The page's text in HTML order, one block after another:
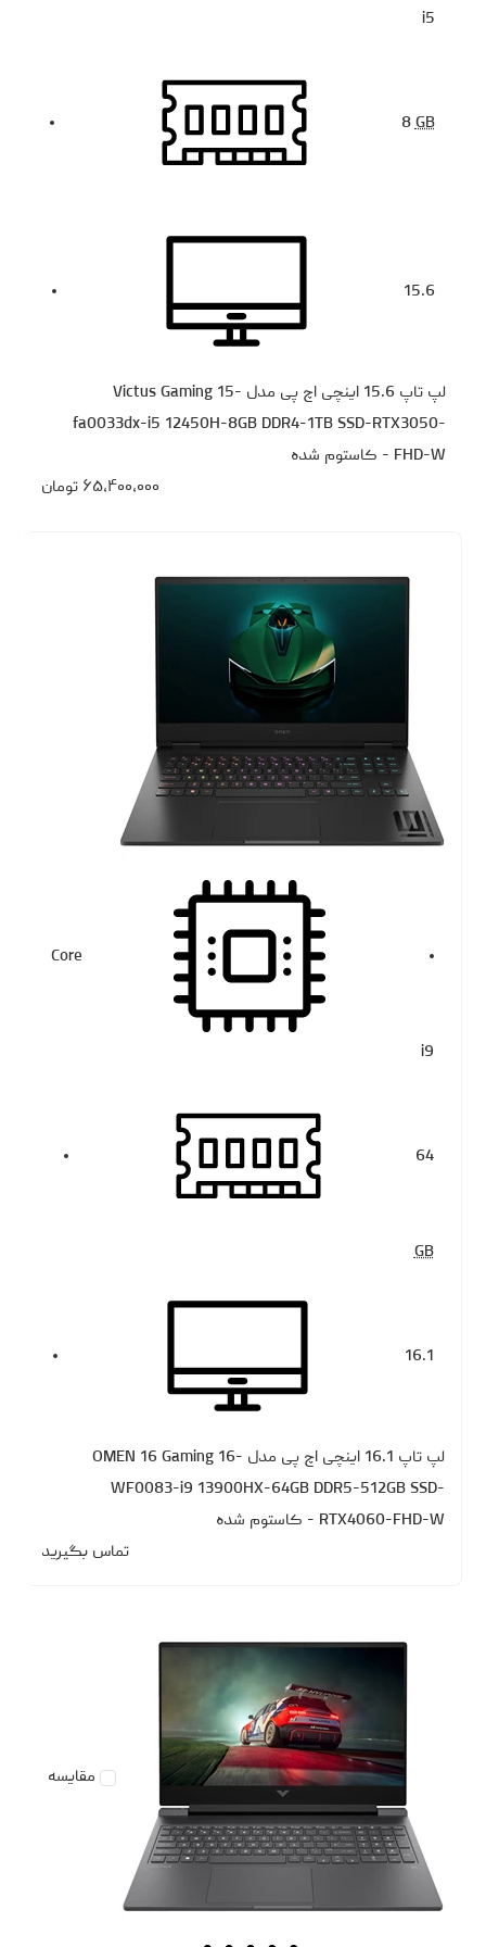
i5
8GB
15.6
لپ تاپ 15.6 اینچی اچ‌ پی مدل Victus Gaming 15-
fa0033dx-i5 12450H-8GB DDR4-1TB SSD-RTX3050-
FHD-W - کاستوم شده
۶۵،۴۰۰،۰۰۰ تومان
Core
i9
64
GB
16.1
لپ تاپ 16.1 اینچی اچ‌ پی مدل OMEN 16 Gaming 16-
WF0083-i9 13900HX-64GB DDR5-512GB SSD-
RTX4060-FHD-W - کاستوم شده
تماس بگیرید
مقایسه